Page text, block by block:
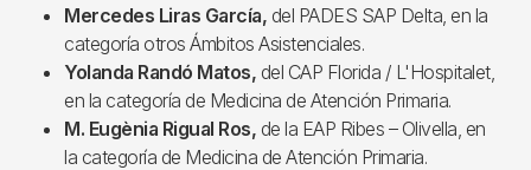
Mercedes Liras García, del PADES SAP Delta, en la
categoría otros Ámbitos Asistenciales.
Yolanda Randó Matos, del CAP Florida / L'Hospitalet,
en la categoría de Medicina de Atención Primaria.
M. Eugènia Rigual Ros, de la EAP Ribes – Olivella, en
la categoría de Medicina de Atención Primaria.